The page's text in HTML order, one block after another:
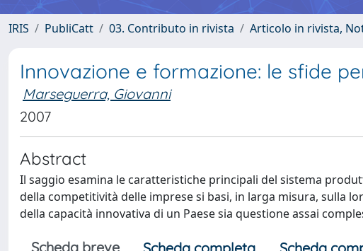
IRIS PubliCatt 03. Contributo in rivista Articolo in rivista,
Innovazione e formazione: le sfide
Marseguerra, Giovanni
2007
Abstract
Il saggio esamina le caratteristiche principali del sistema
della competitività delle imprese si basi, in larga misura, sulla
della capacità innovativa di un Paese sia questione assai
Scheda breve